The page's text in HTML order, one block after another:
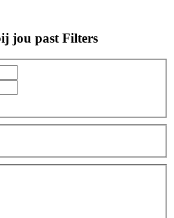
jou past Filters